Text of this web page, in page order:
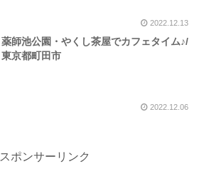
2022.12.13
薬師池公園・やくし茶屋でカフェタイム♪/
東京都町田市
2022.12.06
スポンサーリンク